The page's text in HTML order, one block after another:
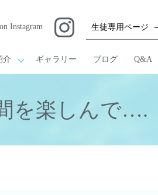
介 ギャラリー ブログ Q&A
Instagram 生徒専用ページ
を楽しんで….